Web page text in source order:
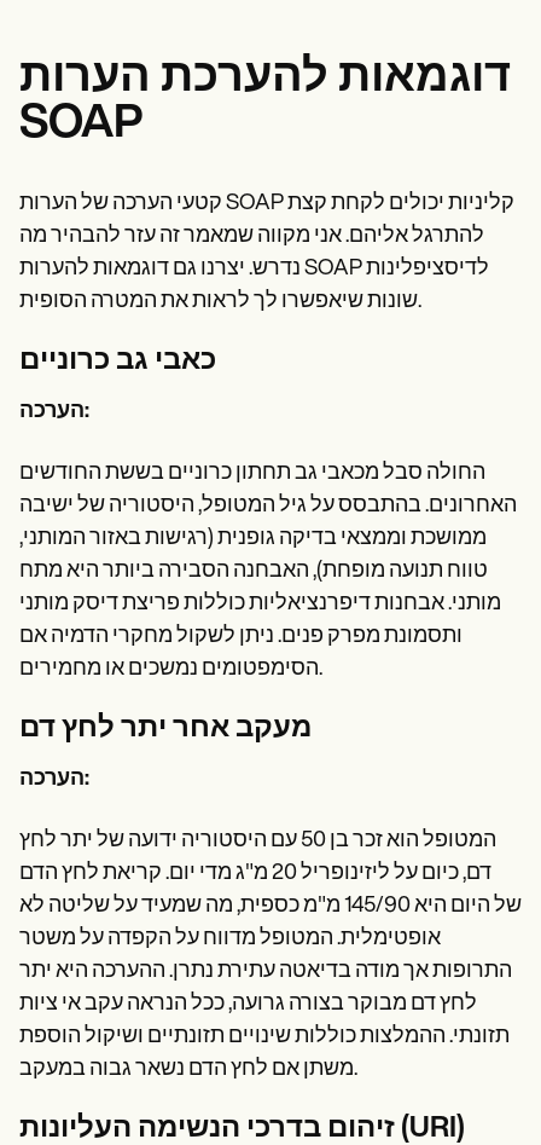
דוגמאות להערכת הערות
SOAP
קטעי הערכה של הערות SOAP קליניות יכולים לקחת קצת
להתרגל אליהם. אני מקווה שמאמר זה עזר להבהיר מה
נדרש. יצרנו גם דוגמאות להערות SOAP לדיסציפלינות
שונות שיאפשרו לך לראות את המטרה הסופית.
כאבי גב כרוניים
הערכה:
החולה סבל מכאבי גב תחתון כרוניים בששת החודשים
האחרונים. בהתבסס על גיל המטופל, היסטוריה של ישיבה
ממושכת וממצאי בדיקה גופנית (רגישות באזור המותני,
טווח תנועה מופחת), האבחנה הסבירה ביותר היא מתח
מותני. אבחנות דיפרנציאליות כוללות פריצת דיסק מותני
ותסמונת מפרק פנים. ניתן לשקול מחקרי הדמיה אם
הסימפטומים נמשכים או מחמירים.
מעקב אחר יתר לחץ דם
הערכה:
המטופל הוא זכר בן 50 עם היסטוריה ידועה של יתר לחץ
דם, כיום על ליזינופריל 20 מ"ג מדי יום. קריאת לחץ הדם
של היום היא 145/90 מ"מ כספית, מה שמעיד על שליטה לא
אופטימלית. המטופל מדווח על הקפדה על משטר
התרופות אך מודה בדיאטה עתירת נתרן. ההערכה היא יתר
לחץ דם מבוקר בצורה גרועה, ככל הנראה עקב אי ציות
תזונתי. ההמלצות כוללות שינויים תזונתיים ושיקול הוספת
משתן אם לחץ הדם נשאר גבוה במעקב.
זיהום בדרכי הנשימה העליונות (URI)